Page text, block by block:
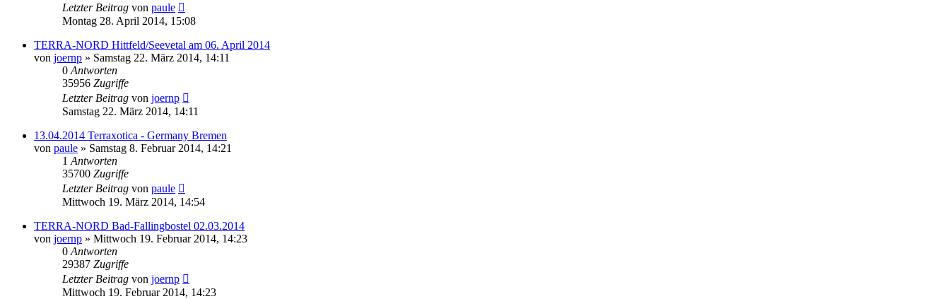
Letzter Beitrag von paule
Montag 28. April 2014, 15:08
TERRA-NORD Hittfeld/Seevetal am 06. April 2014
von joernp » Samstag 22. März 2014, 14:11
0 Antworten
35956 Zugriffe
Letzter Beitrag von joernp
Samstag 22. März 2014, 14:11
13.04.2014 Terraxotica - Germany Bremen
von paule » Samstag 8. Februar 2014, 14:21
1 Antworten
35700 Zugriffe
Letzter Beitrag von paule
Mittwoch 19. März 2014, 14:54
TERRA-NORD Bad-Fallingbostel 02.03.2014
von joernp » Mittwoch 19. Februar 2014, 14:23
0 Antworten
29387 Zugriffe
Letzter Beitrag von joernp
Mittwoch 19. Februar 2014, 14:23